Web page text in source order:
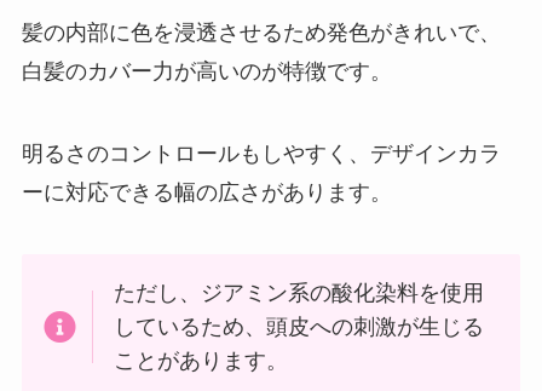
髪の内部に色を浸透させるため発色がきれいで、
白髪のカバー力が高いのが特徴です。
明るさのコントロールもしやすく、デザインカラ
ーに対応できる幅の広さがあります。
ただし、ジアミン系の酸化染料を使用
しているため、頭皮への刺激が生じる
ことがあります。